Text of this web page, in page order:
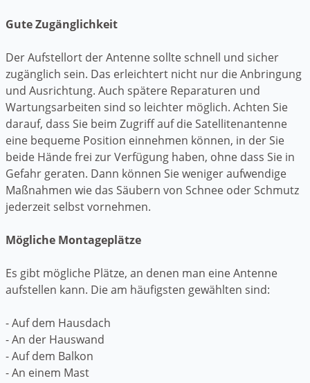
Gute Zugänglichkeit
Der Aufstellort der Antenne sollte schnell und sicher
zugänglich sein. Das erleichtert nicht nur die Anbringung
und Ausrichtung. Auch spätere Reparaturen und
Wartungsarbeiten sind so leichter möglich. Achten Sie
darauf, dass Sie beim Zugriff auf die Satellitenantenne
eine bequeme Position einnehmen können, in der Sie
beide Hände frei zur Verfügung haben, ohne dass Sie in
Gefahr geraten. Dann können Sie weniger aufwendige
Maßnahmen wie das Säubern von Schnee oder Schmutz
jederzeit selbst vornehmen.
Mögliche Montageplätze
Es gibt mögliche Plätze, an denen man eine Antenne
aufstellen kann. Die am häufigsten gewählten sind:
- Auf dem Hausdach
- An der Hauswand
- Auf dem Balkon
- An einem Mast